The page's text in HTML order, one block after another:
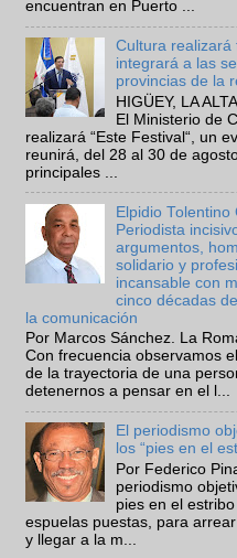
encuentran en Puerto ...
Cultura realizará
integrará a las
provincias de la
HIGÜEY, LA
El Ministerio de
realizará “Este Festival“, un
reunirá, del 28 al 30 de
principales ...
Elpidio Tolentino
Periodista
argumentos,
solidario y
incansable con
cinco décadas
la comunicación
Por Marcos Sánchez. La
Con frecuencia observamos
de la trayectoria de una
detenernos a pensar en el l...
El periodismo
los “pies en el
Por Federico
periodismo
pies en el
espuelas puestas, para
y llegar a la m...